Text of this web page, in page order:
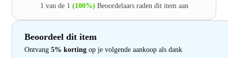
1 van de 1 (100%) Beoordelaars raden dit item aan
Beoordeel dit item
Ontvang 5% korting op je volgende aankoop als dank